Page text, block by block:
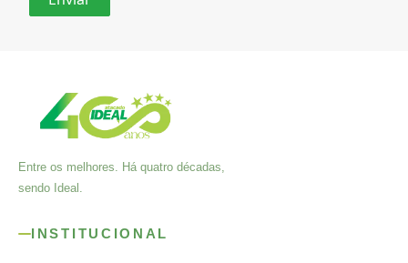
Entre os melhores. Há quatro décadas,
sendo Ideal.
INSTITUCIONAL